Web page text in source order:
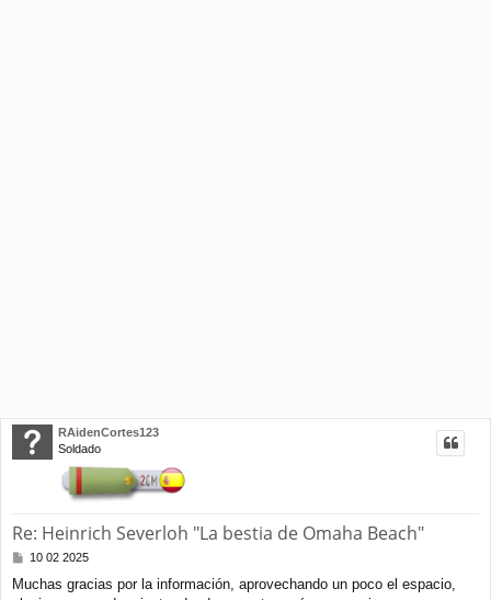
RAidenCortes123
Soldado
Re: Heinrich Severloh "La bestia de Omaha Beach"
M
n
10 02 2025
Muchas gracias por la información, aprovechando un poco el espacio,